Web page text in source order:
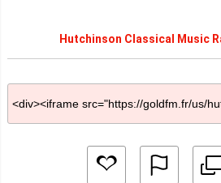
Hutchinson Classical Music